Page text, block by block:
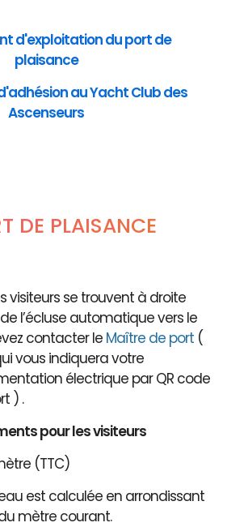
d'exploitation du port de
plaisance
au Yacht Club des
Ascenseurs
DE PLAISANCE
visiteurs se trouvent à droite
l’écluse automatique vers le
contacter le Maître de port (
vous indiquera votre
électrique par QR code
) .
pour les visiteurs
(TTC)
est calculée en arrondissant
mètre courant.